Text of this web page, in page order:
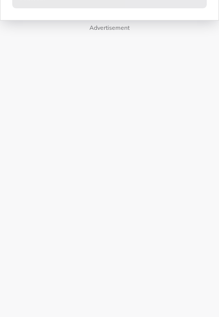
Advertisement